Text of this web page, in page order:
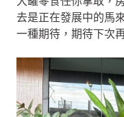
去是正在發展中的馬
一種期待，期待下次